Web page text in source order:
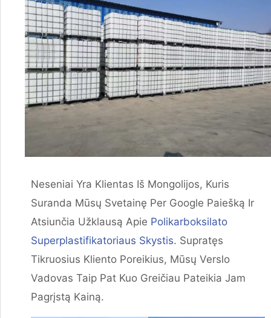
Neseniai Yra Klientas Iš Mongolijos, Kuris
Suranda Mūsų Svetainę Per Google Paiešką Ir
Atsiunčia Užklausą Apie Polikarboksilato
Superplastifikatoriaus Skystis. Supratęs
Tikruosius Kliento Poreikius, Mūsų Verslo
Vadovas Taip Pat Kuo Greičiau Pateikia Jam
Pagrįstą Kainą.